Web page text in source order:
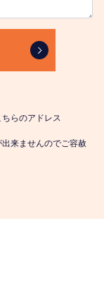
らのアドレス
来ませんのでご容赦